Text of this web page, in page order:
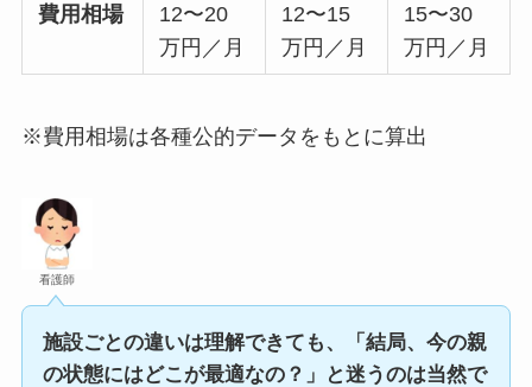
費用相場
12〜20
万円／月
12〜15
万円／月
15〜30
万円／月
※費用相場は各種公的データをもとに算出
看護師
施設ごとの違いは理解できても、「結局、今の親
の状態にはどこが最適なの？」と迷うのは当然で